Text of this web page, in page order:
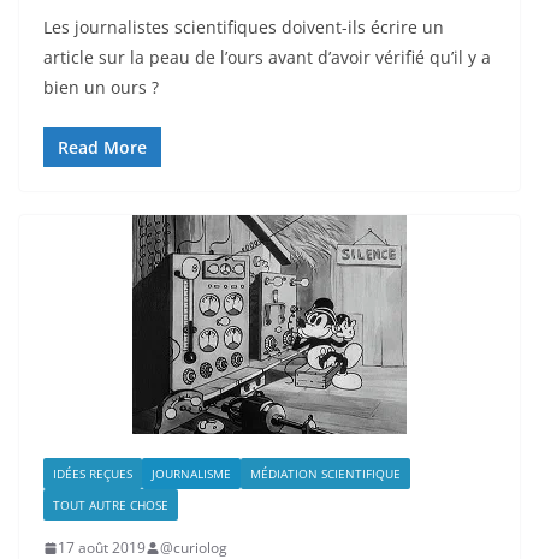
Les journalistes scientifiques doivent-ils écrire un
article sur la peau de l’ours avant d’avoir vérifié qu’il y a
bien un ours ?
Read More
IDÉES REÇUES JOURNALISME
MÉDIATION SCIENTIFIQUE
TOUT AUTRE CHOSE
17 août 2019 @curiolog